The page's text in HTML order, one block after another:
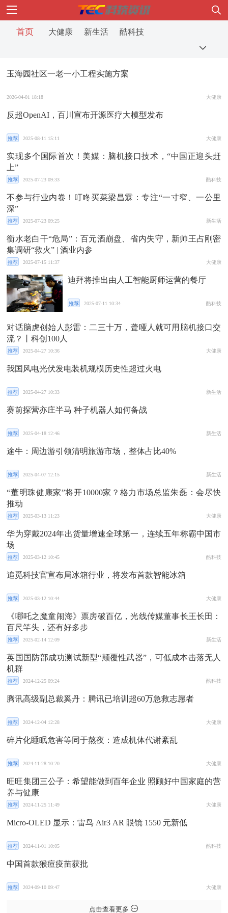
首页 大健康 新生活 酷科技
玉海园社区一老一小工程实施方案
2026-04-01 18:18 大健康
反超OpenAI，百川宣布开源医疗大模型发布
推荐 2025-08-11 15:11 大健康
实现多个国际首次！美媒：脑机接口技术，“中国正迎头赶
上”
推荐 2025-07-23 09:33 酷科技
不参与行业内卷！叮咚买菜梁昌霖：专注“一寸窄、一公里
深”
推荐 2025-07-23 09:25 新生活
衡水老白干“危局”：百元酒崩盘、省内失守，新帅王占刚密
集调研“救火” | 酒业内参
推荐 2025-07-15 11:37 大健康
迪拜将推出由人工智能厨师运营的餐厅
推荐 2025-07-11 10:34 酷科技
对话脑虎创始人彭雷：二三十万，聋哑人就可用脑机接口交
流？丨科创100人
推荐 2025-04-27 10:36 大健康
我国风电光伏发电装机规模历史性超过火电
推荐 2025-04-27 10:33 新生活
赛前探营亦庄半马 种子机器人如何备战
推荐 2025-04-18 12:46 新生活
途牛：周边游引领清明旅游市场，整体占比40%
推荐 2025-04-07 12:15 新生活
“董明珠健康家”将开10000家？格力市场总监朱磊：会尽快
推动
推荐 2025-03-13 11:23 大健康
华为穿戴2024年出货量增速全球第一，连续五年称霸中国市
场
推荐 2025-03-12 10:45 酷科技
追觅科技官宣布局冰箱行业，将发布首款智能冰箱
推荐 2025-03-12 10:44 大健康
《哪吒之魔童闹海》票房破百亿，光线传媒董事长王长田：
百尺竿头，还有好多步
推荐 2025-02-14 12:09 新生活
英国国防部成功测试新型“颠覆性武器”，可低成本击落无人
机群
推荐 2024-12-25 09:24 酷科技
腾讯高级副总裁奚丹：腾讯已培训超60万急救志愿者
推荐 2024-12-04 12:28 大健康
碎片化睡眠危害等同于熬夜：造成机体代谢紊乱
推荐 2024-11-28 10:20 大健康
旺旺集团三公子：希望能做到百年企业 照顾好中国家庭的营
养与健康
推荐 2024-11-25 11:49 大健康
Micro-OLED 显示：雷鸟 Air3 AR 眼镜 1550 元新低
推荐 2024-11-01 10:05 酷科技
中国首款猴痘疫苗获批
推荐 2024-09-10 09:47 大健康
点击查看更多